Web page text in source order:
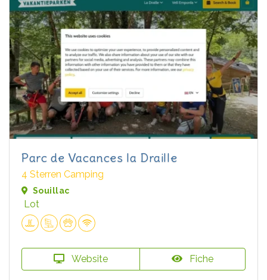
Parc de Vacances la Draille
4 Sterren Camping
Souillac
Lot
Website Fiche